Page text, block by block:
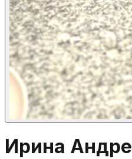
Ирина